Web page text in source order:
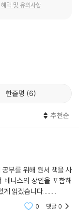
혜택 및 유의사항
한줄평 6
추천순
부를 위해 원서 책을 사
베니스의 상인을 포함해
읽겠습니다.........
0 댓글0